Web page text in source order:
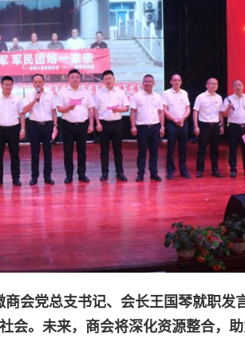
会党总支书记、会长王国琴就职发
会。未来，商会将深化资源整合，